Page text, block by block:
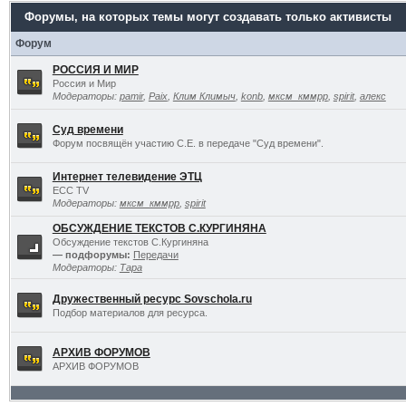
Форумы, на которых темы могут создавать только активисты
Форум
РОССИЯ И МИР
Россия и Мир
Модераторы: pamir, Paix, Клим Климыч, konb, мксм_кммрр, spirit, алекс
Суд времени
Форум посвящён участию С.Е. в передаче "Суд времени".
Интернет телевидение ЭТЦ
ECC TV
Модераторы: мксм_кммрр, spirit
ОБСУЖДЕНИЕ ТЕКСТОВ С.КУРГИНЯНА
Обсуждение текстов С.Кургиняна
— подфорумы: Передачи
Модераторы: Тара
Дружественный ресурс Sovschola.ru
Подбор материалов для ресурса.
АРХИВ ФОРУМОВ
АРХИВ ФОРУМОВ